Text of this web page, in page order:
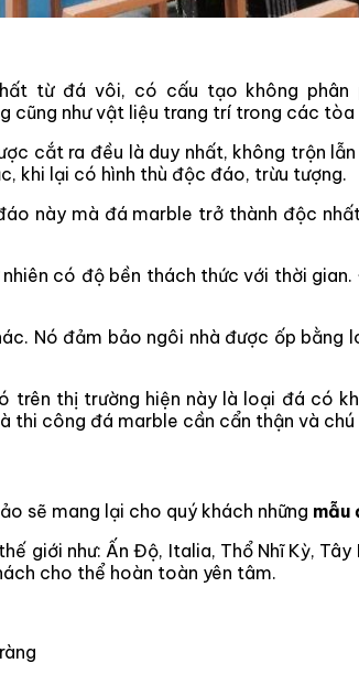
từ đá vôi, có cấu tạo không phân
như vật liệu trang trí trong các tòa
cắt ra đều là duy nhất, không trộn
khi lại có hình thù độc đáo, trừu tượng.
này mà đá marble trở thành độc
có độ bền thách thức với thời
Nó đảm bảo ngôi nhà được ốp
thị trường hiện này là loại đá có
thi công đá marble cần cẩn thận và chú
sẽ mang lại cho quý khách những mẫu
giới như: Ấn Độ, Italia, Thổ Nhĩ Kỳ,
cho thể hoàn toàn yên tâm.